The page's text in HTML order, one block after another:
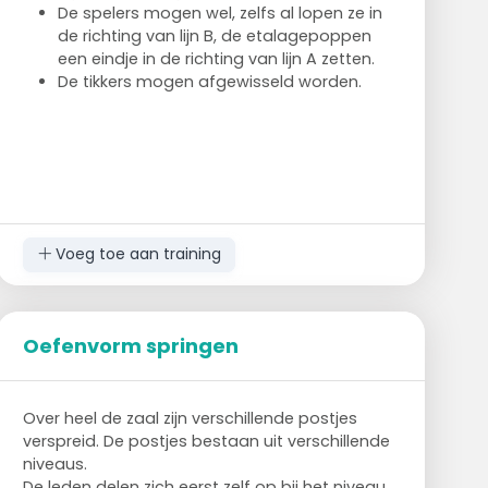
maar worden bewaakt door een tikker.
De spelers mogen wel, zelfs al lopen ze in
de richting van lijn B, de etalagepoppen
een eindje in de richting van lijn A zetten.
De tikkers mogen afgewisseld worden.
Voeg toe aan training
Oefenvorm springen
Over heel de zaal zijn verschillende postjes
verspreid. De postjes bestaan uit verschillende
niveaus.